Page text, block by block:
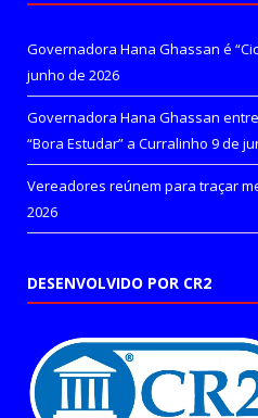
Governadora Hana Ghassan é
junho de 2026
Governadora Hana Ghassan
“Bora Estudar” a Curralinho 9 de
Vereadores reúnem para traçar
2026
DESENVOLVIDO POR CR2